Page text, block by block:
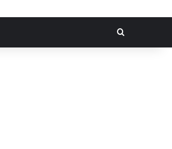
Search for